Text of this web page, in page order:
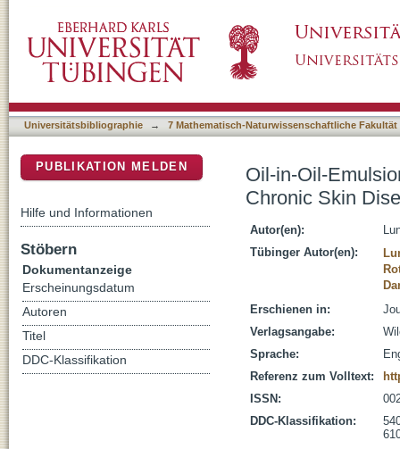
Universitätsbibliographie → 7 Mathematisch-Naturwissenschaftliche Fakultät
Oil-in-Oil-
Chronic Skin
Autor(en):
Tübinger Autor(en):
Erschienen in:
Verlagsangabe:
Sprache:
Referenz zum Volltext:
ISSN:
DDC-Klassifikation:
PUBLIKATION MELDEN
Hilfe und Informationen
Stöbern
Dokumentanzeige
Erscheinungsdatum
Autoren
Titel
DDC-Klassifikation